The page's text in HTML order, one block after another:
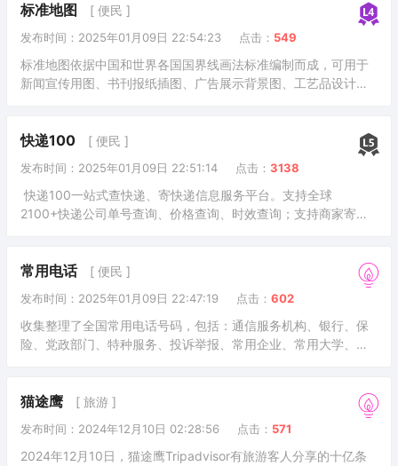
索系统作为核心产品，提供专利检索服务为主，结合统计分析、
机器翻译、定制预警等功能为一体的综合性专利信息服务系统。
标准地图 [ 便民 ]
发布时间：2025年01月09日 22:54:23 点击： 549
标准地图依据中国和世界各国国界线画法标准编制而成，可用于
新闻宣传用图、书刊报纸插图、广告展示背景图、工艺品设计底
快递100 [ 便民 ]
发布时间：2025年01月09日 22:51:14 点击： 3138
快递100一站式查快递、寄快递信息服务平台。支持全球
2100+快递公司单号查询、价格查询、时效查询；支持商家寄
络有限公司旗下品牌快递100是中国快递物流信息云服务领导品
牌，国家高新技术企业、工业和信息化部重点实验室（工业大数
据分析与集成应用）工作组成员单位、大数据与制造业融合管理
标准工作组成员单位、深圳市专精特新企业、深圳市先锋应用场
景解决方案第一批入选企业。快递
常用电话 [ 便民 ]
发布时间：2025年01月09日 22:47:19 点击： 602
收集整理了全国常用电话号码，包括：通信服务机构、银行、保
险、党政部门、特种服务、投诉举报、常用企业、常用大学、物
猫途鹰 [ 旅游 ]
发布时间：2024年12月10日 02:28:56 点击： 571
2024年12月10日，猫途鹰Tripadvisor有旅游客人分享的十亿条